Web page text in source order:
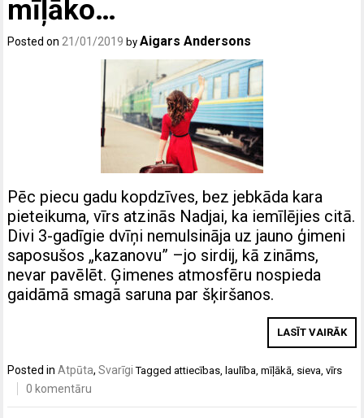
mīļāko…
Posted on 21/01/2019 byAigars Andersons
Pēc piecu gadu kopdzīves, bez jebkāda kara
pieteikuma, vīrs atzinās Nadjai, ka iemīlējies citā.
Divi 3-gadīgie dvīņi nemulsināja uz jauno ģimeni
saposušos „kazanovu” –jo sirdij, kā zināms,
nevar pavēlēt. Ģimenes atmosfēru nospieda
gaidāmā smagā saruna par šķiršanos.
LASĪT VAIRĀK
Posted inAtpūta,Svarīgi Taggedattiecības laulība ,mīļākā sieva ,vīrs
0 komentāru